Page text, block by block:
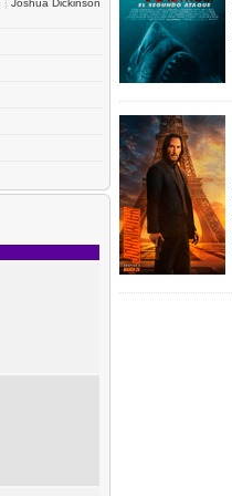
Joshua Dickinson